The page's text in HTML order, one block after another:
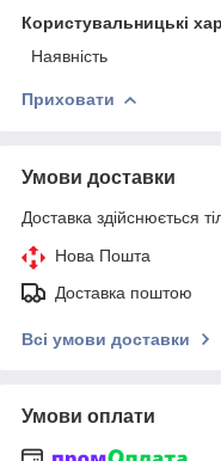
Користувальницькі
Наявність
Приховати
Умови доставки
Доставка здійснюється
Нова Пошта
Доставка поштою
Всі умови доставки
Умови оплати